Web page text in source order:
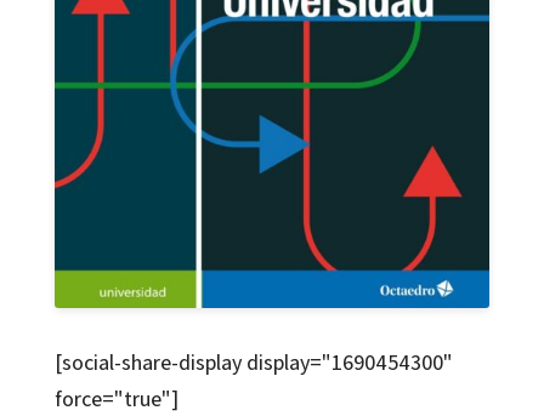
[social-share-display display="1690454300"
force="true"]